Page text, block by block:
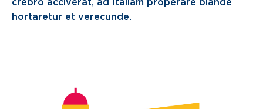
hortaretur et verecunde.